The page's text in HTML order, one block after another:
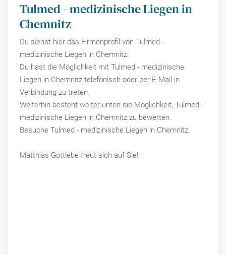
Tulmed - medizinische Liegen in
Chemnitz
Du siehst hier das Firmenprofil von Tulmed -
medizinische Liegen in Chemnitz.
Du hast die Möglichkeit mit Tulmed - medizinische
Liegen in Chemnitz telefonisch oder per E-Mail in
Verbindung zu treten.
Weiterhin besteht weiter unten die Möglichkeit, Tulmed -
medizinische Liegen in Chemnitz zu bewerten.
Besuche Tulmed - medizinische Liegen in Chemnitz.
Matthias Gottlebe freut sich auf Sie!